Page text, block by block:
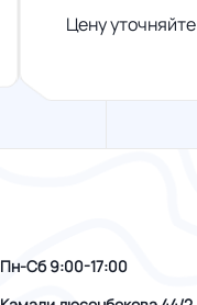
Цену уточняйте
Пн-Сб 9:00-17:00